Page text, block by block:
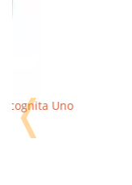
Набор посуды
Pacific
❬